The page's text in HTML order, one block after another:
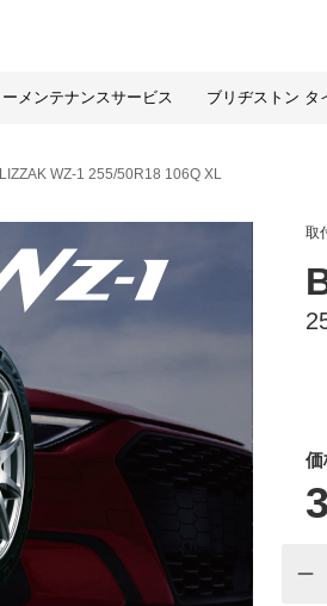
メンテナンスサービス ブリヂストン タ
WZ-1 255/50R18 106Q XL
取
価